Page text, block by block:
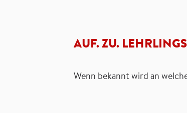
AUF. ZU.
Wenn bekannt wird an